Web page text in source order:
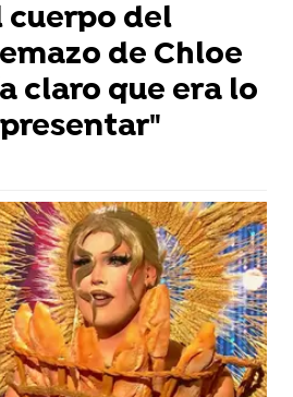
cuerpo del
de Chloe
claro que era lo